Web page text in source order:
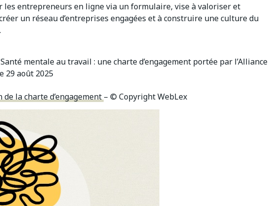
les entrepreneurs en ligne via un formulaire, vise à valoriser et
un réseau d’entreprises engagées et à construire une culture du
mentale au travail : une charte d’engagement portée par l’Alliance
29 août 2025
la charte d’engagement – © Copyright WebLex